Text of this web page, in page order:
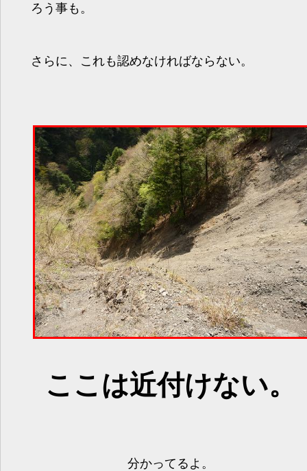
ろう事も。
さらに、これも認めなければならない。
ここは近付けない。
分かってるよ。